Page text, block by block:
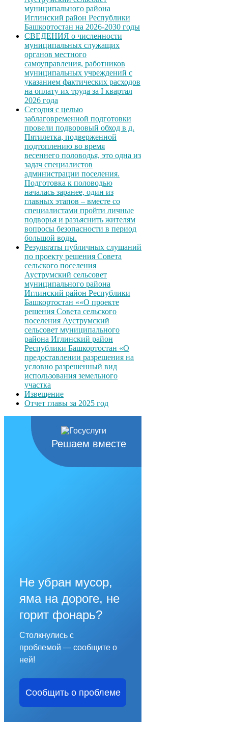
муниципального района
Иглинский район Республики
Башкортостан на 2026-2030 годы
СВЕДЕНИЯ о численности
муниципальных служащих
органов местного
самоуправления, работников
муниципальных учреждений с
указанием фактических расходов
на оплату их труда за I квартал
2026 года
Сегодня с целью
заблаговременной подготовки
провели подворовый обход в д.
Пятилетка, подверженной
подтоплению во время
весеннего половодья, это одна из
задач специалистов
администрации поселения.
Подготовка к половодью
началась заранее, один из
главных этапов – вместе со
специалистами пройти личные
подворья и разъяснить жителям
вопросы безопасности в период
большой воды.
Результаты публичных слушаний
по проекту решения Совета
сельского поселения
Ауструмский сельсовет
муниципального района
Иглинский район Республики
Башкортостан ««О проекте
решения Совета сельского
поселения Ауструмский
сельсовет муниципального
района Иглинский район
Республики Башкортостан «О
предоставлении разрешения на
условно разрешенный вид
использования земельного
участка
Извещение
Отчет главы за 2025 год
Решаем вместе
Не убран мусор,
яма на дороге, не
горит фонарь?
Столкнулись с
проблемой — сообщите о
ней!
Сообщить о проблеме